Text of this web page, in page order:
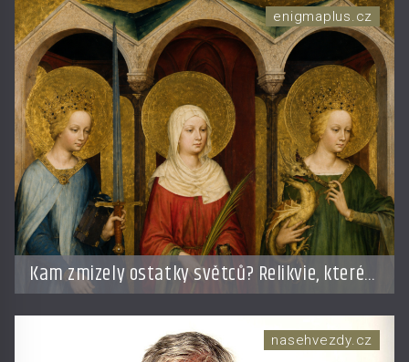
Kam zmizely ostatky světců? Relikvie, které
putují Evropou a dodnes budí úžas
enigmaplus.cz
nasehvezdy.cz